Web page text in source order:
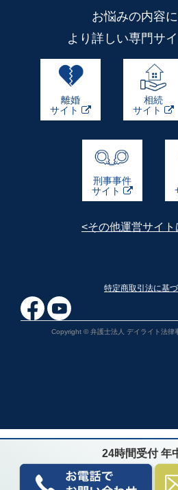
お悩みの内容
より詳しい専門サ
離婚
サイト
相続
サイト
刑事事件
サイト
<その他運営サイ
特定商取引法に基
Copyright © 弁護士法人 デイライト法律
24時間受付 年